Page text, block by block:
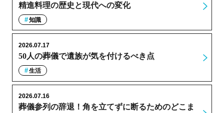
精進料理の歴史と現代への変化
知識
50人の葬儀で遺族が気を付けるべき点
2026.07.17
生活
葬儀参列の辞退！角を立てずに断るためのどこま
2026.07.16